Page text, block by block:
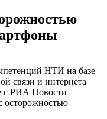
НТИ на базе
связи и интернета
с РИА Новости
осторожностью